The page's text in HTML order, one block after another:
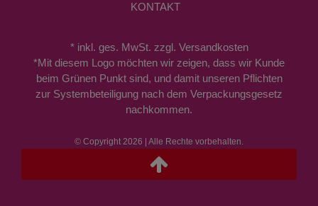
KONTAKT
* inkl. ges. MwSt. zzgl. Versandkosten
*Mit diesem Logo möchten wir zeigen, dass wir Kunde
beim Grünen Punkt sind, und damit unseren Pflichten
zur Systembeteiligung nach dem Verpackungsgesetz
nachkommen.
© Copyright 2026 | Alle Rechte vorbehalten.